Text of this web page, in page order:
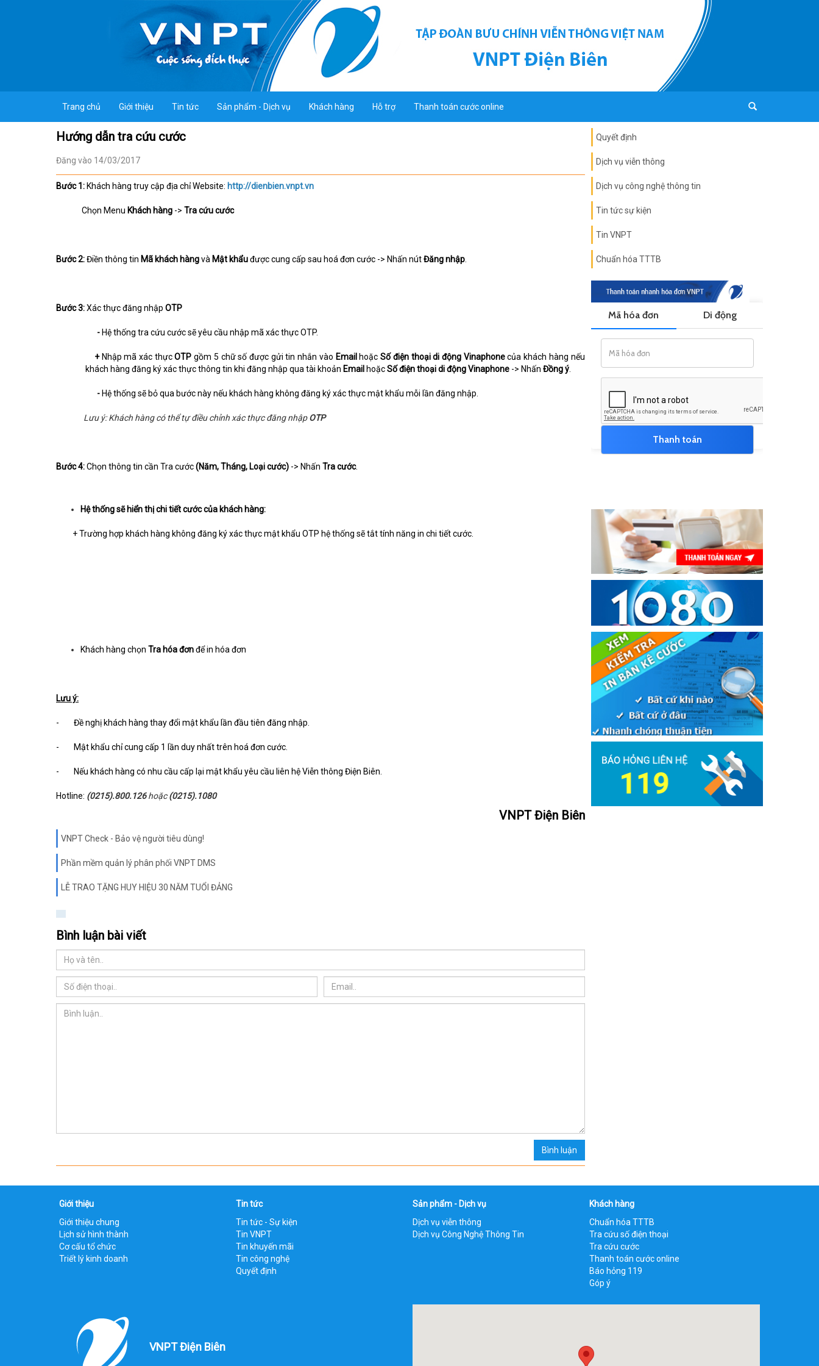
Trang chủ Giới thiệu Tin tức Sản phẩm - Dịch vụ Khách hàng Hỗ trợ Thanh toán cước online
Hướng dẫn tra cứu cước
Đăng vào 14/03/2017
Bước 1: Khách hàng truy cập địa chỉ Website: http://dienbien.vnpt.vn
Chọn Menu Khách hàng -> Tra cứu cước
Bước 2:Điền thông tin Mã khách hàngvà Mật khẩuđược cung cấp sau hoá đơn cước -> Nhấn nútĐăng nhập
Bước 3:Xác thực đăng nhập OTP
- Hệ thống tra cứu cước sẽ yêu cầu nhập mã xác thực OTP.
+ Nhập mã xác thựcOTPgồm 5 chữ số được gửi tin nhắn vào Email hoặcSố điện thoại di động Vinaphonecủa khách hàng nếu
khách hàng đăng ký xác thực thông tin khi đăng nhập qua tài khoản Email hoặcSố điện thoại di động Vinaphone -> Nhấn Đồng ý
- Hệ thống sẽ bỏ qua bước này nếu khách hàng không đăng ký xác thực mật khẩu mỗi lần đăng nhập.
Lưu ý: Khách hàng có thể tự điều chỉnh xác thực đăng nhậpOTP
Bước 4:Chọn thông tin cần Tra cước(Năm, Tháng, Loại cước) -> Nhấn Tra cước.
Hệ thống sẽ hiển thị chi tiết cước của khách hàng:
+ Trường hợp khách hàng không đăng ký xác thực mật khẩu OTP hệ thống sẽ tắt tính năng in chi tiết cước.
Khách hàng chọn Tra hóa đơnđể in hóa đơn
Lưu ý:
- Đề nghị khách hàng thay đổi mật khẩu lần đầu tiên đăng nhập.
- Mật khẩu chỉ cung cấp 1 lần duy nhất trên hoá đơn cước.
- Nếu khách hàng có nhu cầu cấp lại mật khẩu yêu cầu liên hệ Viễn thông Điện Biên.
Hotline: (0215).800.126hoặc(0215).1080
VNPT Điện Biên
VNPT Check - Bảo vệ người tiêu dùng!
Phần mềm quản lý phân phối VNPT DMS
LỄ TRAO TẶNG HUY HIỆU 30 NĂM TUỔI ĐẢNG
Bình luận bài viết
Bình luận
Quyết định
Dịch vụ viễn thông
Dịch vụ công nghệ thông tin
Tin tức sự kiện
Tin VNPT
Chuẩn hóa TTTB
Giới thiệu
Giới thiệu chung
Lịch sử hình thành
Cơ cấu tổ chức
Triết lý kinh doanh
Tin tức
Tin tức - Sự kiện
Tin VNPT
Tin khuyến mãi
Tin công nghệ
Quyết định
Sản phẩm - Dịch vụ
Dịch vụ viễn thông
Dịch vụ Công Nghệ Thông Tin
Khách hàng
Chuẩn hóa TTTB
Tra cứu số điện thoại
Tra cứu cước
Thanh toán cước online
Báo hỏng 119
Góp ý
VNPT Điện Biên